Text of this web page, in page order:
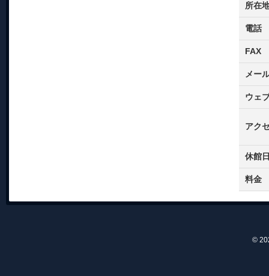
所在
電話
FAX
メー
ウェ
アク
休館
料金
©